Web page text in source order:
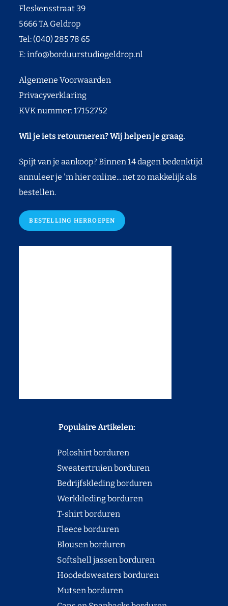
Fleskensstraat 39
5666 TA Geldrop
Tel: (040) 285 78 65
E:info@borduurstudiogeldrop.nl
Algemene Voorwaarden
Privacyverklaring
KVK nummer: 17152752
Wil je iets retourneren? Wij helpen je graag.
Spijt van je aankoop? Binnen 14 dagen bedenktijd
annuleer je 'm hier online... net zo makkelijk als
bestellen.
BESTELLING HERROEPEN
Populaire Artikelen:
Poloshirt borduren
Sweatertruien borduren
Bedrijfskleding borduren
Werkkleding borduren
T-shirt borduren
Fleece borduren
Blousen borduren
Softshell jassen borduren
Hoodedsweaters borduren
Mutsen borduren